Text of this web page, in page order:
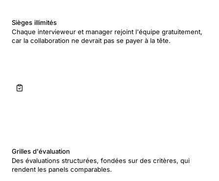
Sièges illimités
Chaque intervieweur et manager rejoint l'équipe gratuitement,
car la collaboration ne devrait pas se payer à la tête.
Grilles d'évaluation
Des évaluations structurées, fondées sur des critères, qui
rendent les panels comparables.